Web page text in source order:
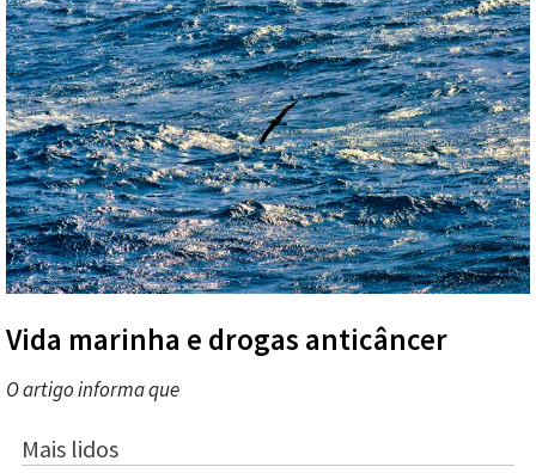
Vida marinha e drogas anticâncer
O artigo informa que
Mais lidos